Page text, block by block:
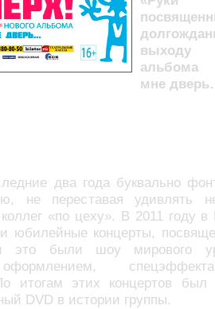
выходу
альбома
мне
два года буквально
не переставая удивлять
«по цеху». В 2011 году
юбилейные концерты,
это были шоу мирового
итогам этих концертов был
DVD в истории группы.